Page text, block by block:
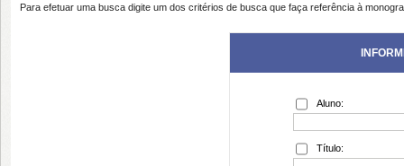
Para efetuar uma busca digite um dos critérios de busca que faça referência à
Aluno:
Título: